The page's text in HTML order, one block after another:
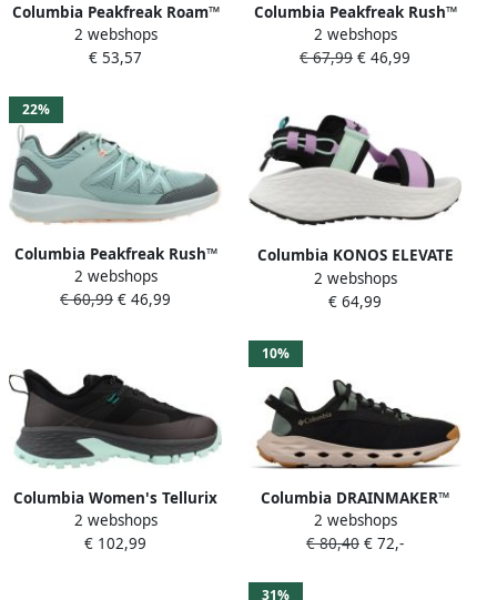
Columbia Peakfreak Roam™
Wandelschoenen Grijs 1 2
Vrouw
2 webshops
€ 53,57
Columbia Peakfreak Rush™
Wandelschoenen Groen
2 webshops
€ 67,99 € 46,99
22%
Columbia Peakfreak Rush™
Wandelschoenen Groen
2 webshops
€ 60,99 € 46,99
Columbia KONOS ELEVATE
STRAP SAND Violet
2 webshops
€ 64,99
Columbia Women's Tellurix
Titanium Outdry
Multisportschoenen grijs
2 webshops
€ 102,99
10%
Columbia DRAINMAKER™
XTR Heren Wandelschoenen
Pond Black
2 webshops
€ 80,40 € 72,-
31%